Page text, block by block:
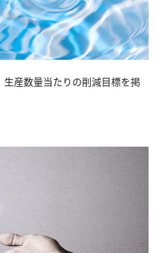
産数量当たりの削減目標を掲